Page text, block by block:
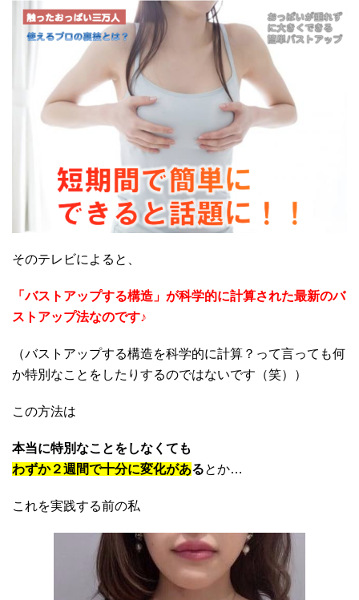
そのテレビによると、
「バストアップする構造」が科学的に計算された最新のバ
ストアップ法なのです♪
（バストアップする構造を科学的に計算？って言っても何
か特別なことをしたりするのではないです（笑））
この方法は
本当に特別なことをしなくても
わずか２週間で十分に変化があるとか…
これを実践する前の私